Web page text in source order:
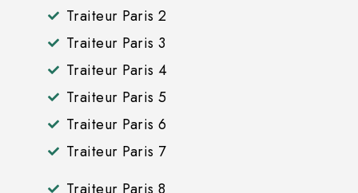
Traiteur Paris 2
Traiteur Paris 3
Traiteur Paris 4
Traiteur Paris 5
Traiteur Paris 6
Traiteur Paris 7
Traiteur Paris 8